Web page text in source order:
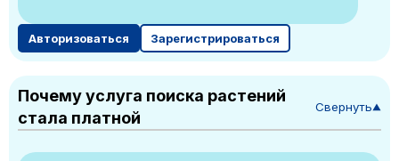
Авторизоваться Зарегистрироваться
Почему услуга поиска растений
стала платной
Свернуть▼